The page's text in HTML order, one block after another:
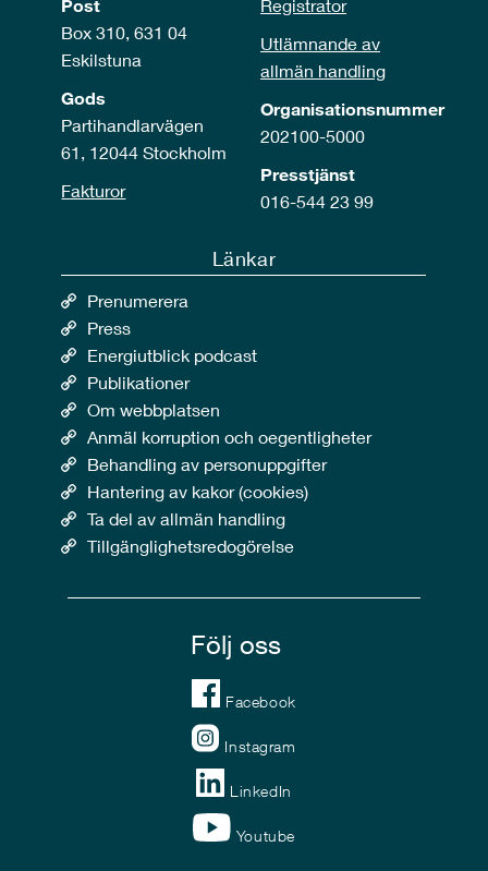
Post
Box 310, 631 04
Eskilstuna
Gods
Partihandlarvägen
61, 12044 Stockholm
Fakturor
Registrator
Utlämnande av
allmän handling
Organisationsnummer
202100-5000
Presstjänst
016-544 23 99
Länkar
Prenumerera
Press
Energiutblick podcast
Publikationer
Om webbplatsen
Anmäl korruption och oegentligheter
Behandling av personuppgifter
Hantering av kakor (cookies)
Ta del av allmän handling
Tillgänglighetsredogörelse
Följ oss
Facebook
Instagram
LinkedIn
Youtube